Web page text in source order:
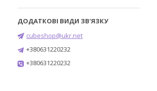
cubeshop@ukr.net
+380631220232
+380631220232